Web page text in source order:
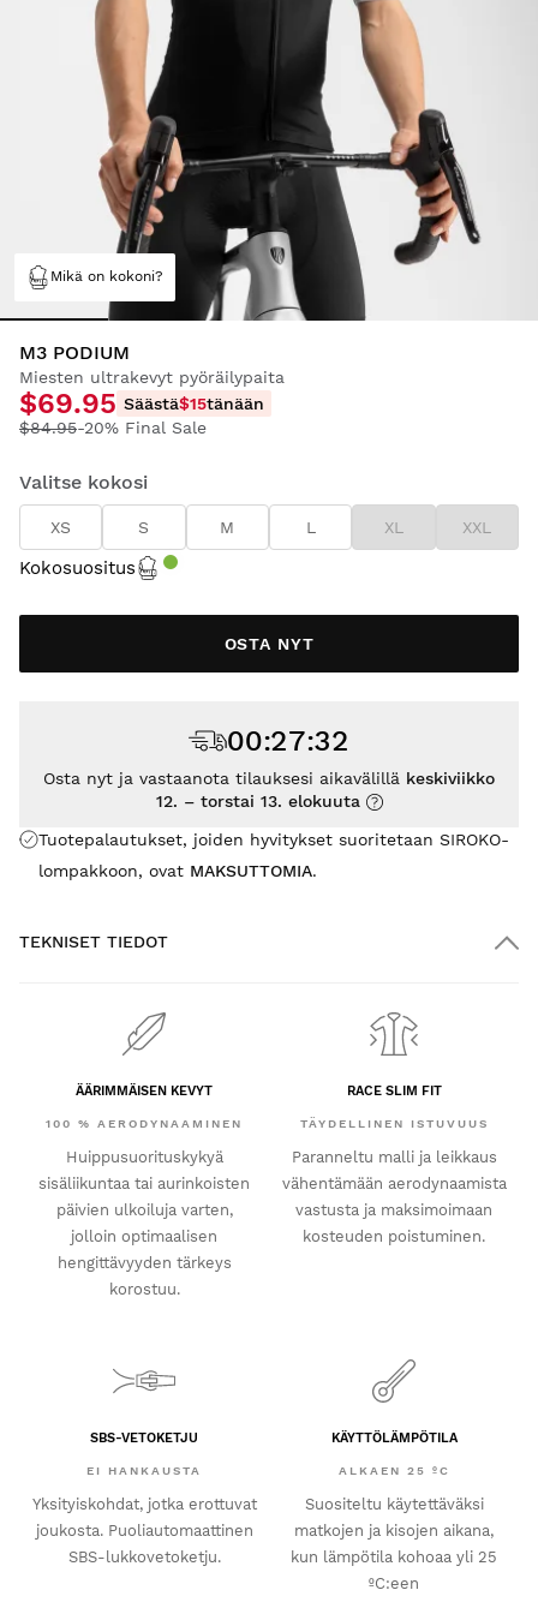
Mikä on kokoni?
M3 PODIUM
Miesten ultrakevyt pyöräilypaita
$69.95 Säästä$15tänään
$84.95-20% Final Sale
Valitse kokosi
XS S M L XL XXL
Kokosuositus
OSTA NYT
Tuotepalautukset, joiden hyvitykset suoritetaan SIROKO-
lompakkoon, ovat MAKSUTTOMIA.
00:27:31
Osta nyt ja vastaanota tilauksesi aikavälillä keskiviikko
12. – torstai 13. elokuuta
TEKNISET TIEDOT
ÄÄRIMMÄISEN KEVYT
100 % AERODYNAAMINEN
Huippusuorituskykyä
sisäliikuntaa tai aurinkoisten
päivien ulkoiluja varten,
jolloin optimaalisen
hengittävyyden tärkeys
korostuu.
RACE SLIM FIT
TÄYDELLINEN ISTUVUUS
Paranneltu malli ja leikkaus
vähentämään aerodynaamista
vastusta ja maksimoimaan
kosteuden poistuminen.
SBS-VETOKETJU
EI HANKAUSTA
Yksityiskohdat, jotka erottuvat
joukosta. Puoliautomaattinen
SBS-lukkovetoketju.
KÄYTTÖLÄMPÖTILA
ALKAEN 25 ºC
Suositeltu käytettäväksi
matkojen ja kisojen aikana,
kun lämpötila kohoaa yli 25
ºC:een